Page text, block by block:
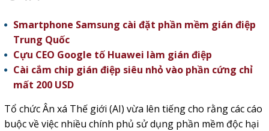
Smartphone Samsung cài đặt phần mềm gián điệp
Trung Quốc
Cựu CEO Google tố Huawei làm gián điệp
Cài cắm chip gián điệp siêu nhỏ vào phần cứng chỉ
mất 200 USD
Tổ chức Ân xá Thế giới (AI) vừa lên tiếng cho rằng các cáo
buộc về việc nhiều chính phủ sử dụng phần mềm độc hại